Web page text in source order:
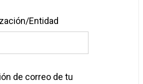
Entidad
de correo de tu